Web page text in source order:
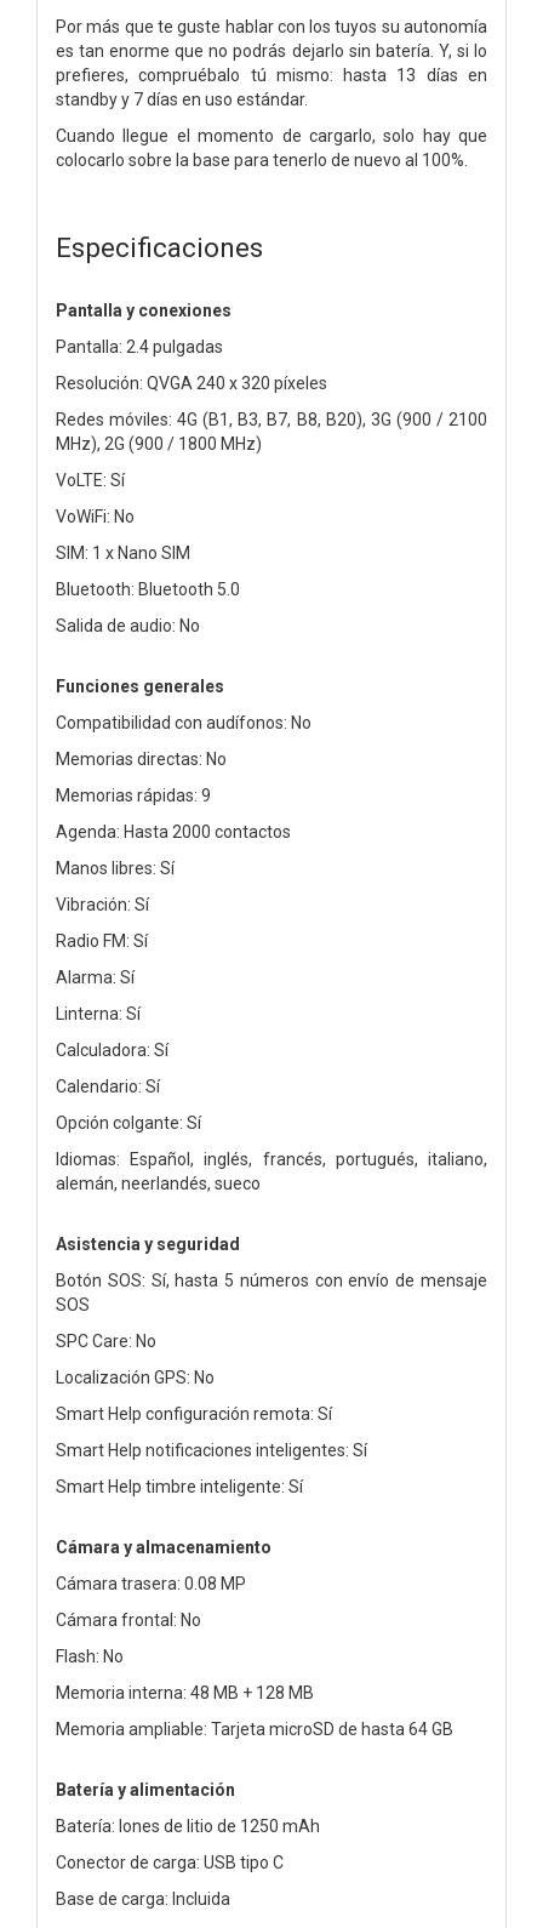
Por más que te guste hablar con los tuyos su autonomía
es tan enorme que no podrás dejarlo sin batería. Y, si lo
prefieres, compruébalo tú mismo: hasta 13 días en
standby y 7 días en uso estándar.
Cuando llegue el momento de cargarlo, solo hay que
colocarlo sobre la base para tenerlo de nuevo al 100%.
Especificaciones
Pantalla y conexiones
Pantalla: 2.4 pulgadas
Resolución: QVGA 240 x 320 píxeles
Redes móviles: 4G (B1, B3, B7, B8, B20), 3G (900 / 2100
MHz), 2G (900 / 1800 MHz)
VoLTE: Sí
VoWiFi: No
SIM: 1 x Nano SIM
Bluetooth: Bluetooth 5.0
Salida de audio: No
Funciones generales
Compatibilidad con audífonos: No
Memorias directas: No
Memorias rápidas: 9
Agenda: Hasta 2000 contactos
Manos libres: Sí
Vibración: Sí
Radio FM: Sí
Alarma: Sí
Linterna: Sí
Calculadora: Sí
Calendario: Sí
Opción colgante: Sí
Idiomas: Español, inglés, francés, portugués, italiano,
alemán, neerlandés, sueco
Asistencia y seguridad
Botón SOS: Sí, hasta 5 números con envío de mensaje
SOS
SPC Care: No
Localización GPS: No
Smart Help configuración remota: Sí
Smart Help notificaciones inteligentes: Sí
Smart Help timbre inteligente: Sí
Cámara y almacenamiento
Cámara trasera: 0.08 MP
Cámara frontal: No
Flash: No
Memoria interna: 48 MB + 128 MB
Memoria ampliable: Tarjeta microSD de hasta 64 GB
Batería y alimentación
Batería: Iones de litio de 1250 mAh
Conector de carga: USB tipo C
Base de carga: Incluida